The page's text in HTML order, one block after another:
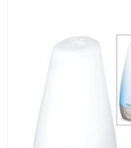
Hasta Bakım Ürünleri
Kişisel Bakım ve Sağlık